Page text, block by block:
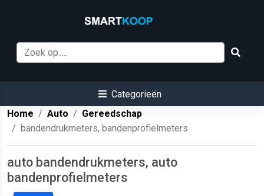
Categorieën
Home
Auto
Gereedschap
bandendrukmeters, bandenprofielmeters
auto bandendrukmeters, auto
bandenprofielmeters